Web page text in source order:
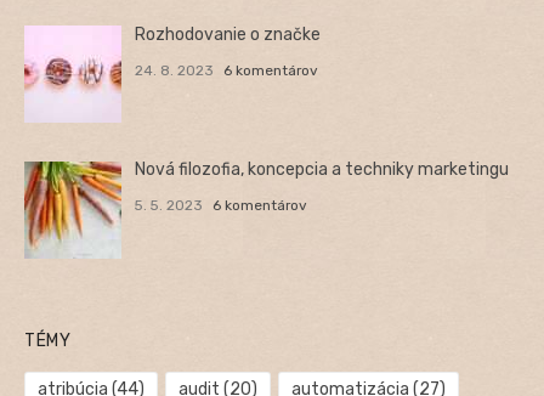
Rozhodovanie o značke
24. 8. 2023 6 komentárov
Nová filozofia, koncepcia a techniky marketingu
5. 5. 2023 6 komentárov
TÉMY
atribúcia (44) audit (20) automatizácia (27)